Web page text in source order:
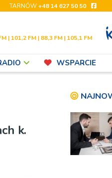
TARNÓW+48 14 627 50 50
| 101,2 FM | 88,3 FM | 105,1 FM
WSPARCIE
k.